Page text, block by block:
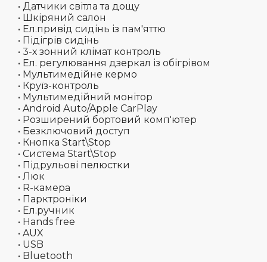
• Датчики світла та дощу
• Шкіряний салон
• Ел.привід сидінь із пам'яттю
• Підігрів сидінь
• 3-х зонний клімат контроль
• Ел. регулювання дзеркал із обігрівом
• Мультимедійне кермо
• Круїз-контроль
• Мультимедійний монітор
• Android Auto/Apple CarPlay
• Розширений бортовий комп'ютер
• Безключовий доступ
• Кнопка Start\Stop
• Система Start\Stop
• Підрульові пелюстки
• Люк
• R-камера
• Парктроніки
• Ел.ручник
• Hands free
• AUX
• USB
• Bluetooth